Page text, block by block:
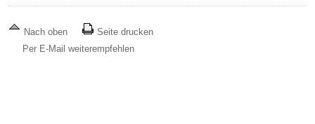
Nach oben
Seite drucken
Per E-Mail weiterempfehlen